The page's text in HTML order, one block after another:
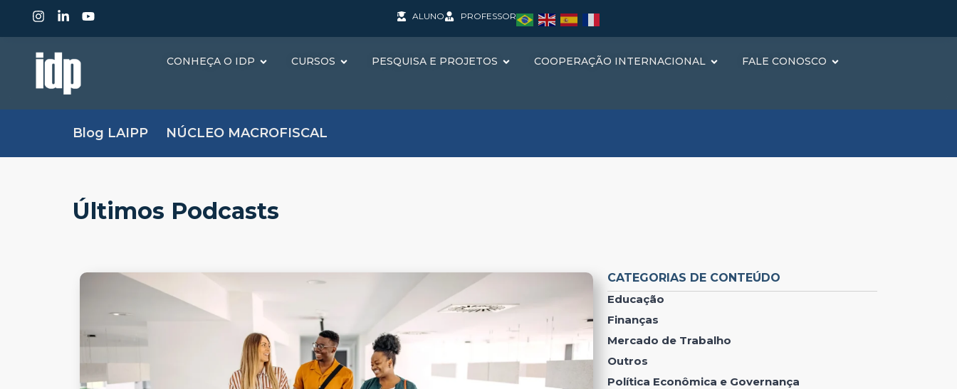
ALUNO PROFESSOR
CONHEÇA O IDP CURSOS PESQUISA E PROJETOS COOPERAÇÃO INTERNACIONAL FALE CONOSCO
Blog LAIPP NÚCLEO MACROFISCAL
Últimos Podcasts
CATEGORIAS DE CONTEÚDO
Educação
Finanças
Mercado de Trabalho
Outros
Política Econômica e Governança